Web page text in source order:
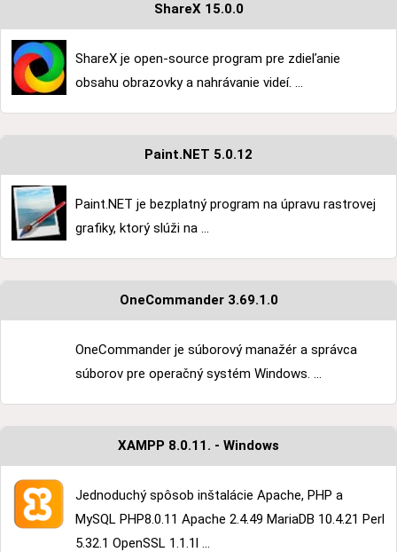
ShareX 15.0.0
ShareX je open-source program pre zdieľanie
obsahu obrazovky a nahrávanie videí. ...
Paint.NET 5.0.12
Paint.NET je bezplatný program na úpravu rastrovej
grafiky, ktorý slúži na ...
OneCommander 3.69.1.0
OneCommander je súborový manažér a správca
súborov pre operačný systém Windows. ...
XAMPP 8.0.11. - Windows
Jednoduchý spôsob inštalácie Apache, PHP a
MySQL PHP8.0.11 Apache 2.4.49 MariaDB 10.4.21 Perl
5.32.1 OpenSSL 1.1.1l ...